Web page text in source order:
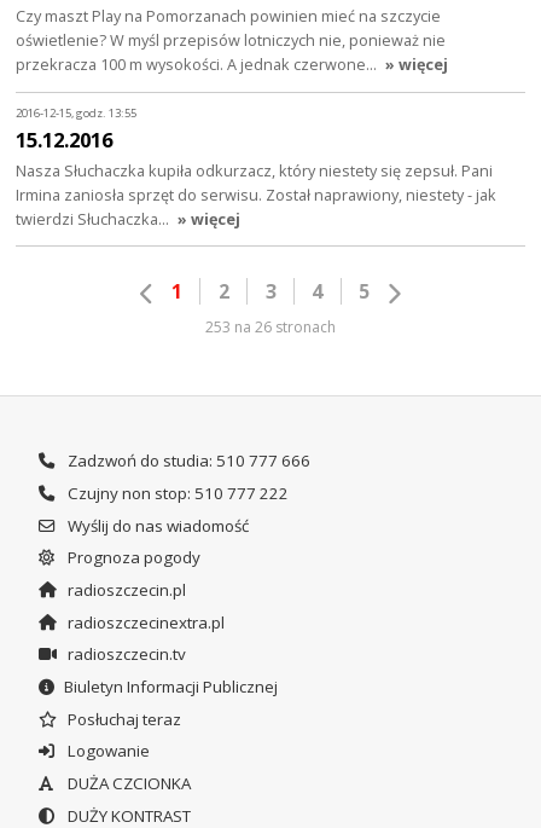
Czy maszt Play na Pomorzanach powinien mieć na szczycie
oświetlenie? W myśl przepisów lotniczych nie, ponieważ nie
przekracza 100 m wysokości. A jednak czerwone… » więcej
2016-12-15, godz. 13:55
15.12.2016
Nasza Słuchaczka kupiła odkurzacz, który niestety się zepsuł. Pani
Irmina zaniosła sprzęt do serwisu. Został naprawiony, niestety - jak
twierdzi Słuchaczka… » więcej
1 2 3 4 5
253 na 26 stronach
Zadzwoń do studia: 510 777 666
Czujny non stop: 510 777 222
Wyślij do nas wiadomość
Prognoza pogody
radioszczecin.pl
radioszczecinextra.pl
radioszczecin.tv
Biuletyn Informacji Publicznej
Posłuchaj teraz
Logowanie
DUŻA CZCIONKA
DUŻY KONTRAST